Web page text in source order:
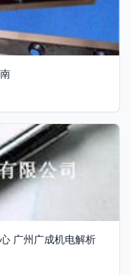
广州广成机电解析